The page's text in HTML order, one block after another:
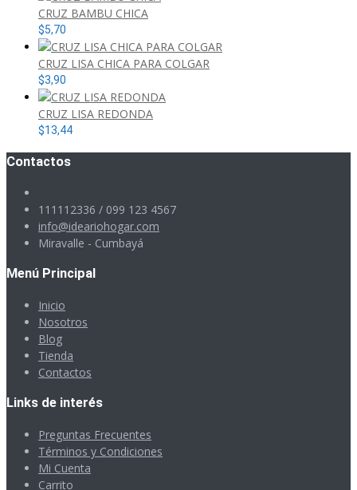
CRUZ BAMBU CHICA
$5,70
CRUZ LISA CHICA PARA COLGAR
$3,90
CRUZ LISA REDONDA
$13,44
Contactos
111112336 / 099 123 4567
info@ideariohogar.com
Miravalle - Cumbayá
Menú Principal
Inicio
Nosotros
Blog
Tienda
Contactos
Links de interés
Preguntas Frecuentes
Términos y Condiciones
Mi Cuenta
Carrito